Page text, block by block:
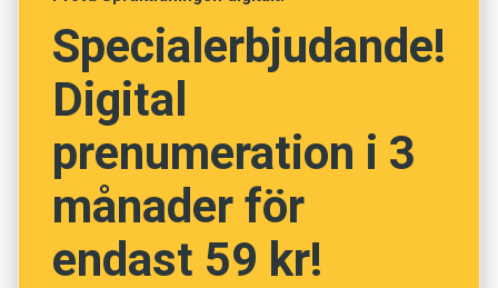
Vet du vad orden betyder?
(Kviss #81)
1av
Uppskärrad
Specialerbjudande!
Digital
prenumeration i 3
månader för
endast 59 kr!